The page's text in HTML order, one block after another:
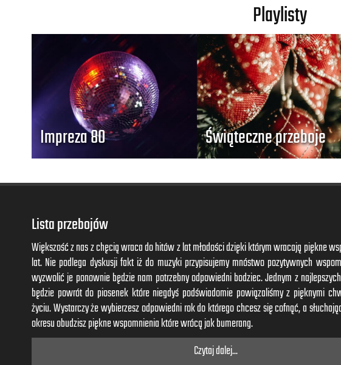
Playlisty
Impreza 80 Świąteczne przeboje
Lista przebojów
Większość z nas z chęcią wraca do hitów z lat młodości dzięki którym wracają piękne
lat. Nie podlega dyskusji fakt iż do muzyki przypisujemy mnóstwo pozytywnych
wyzwolić je ponownie będzie nam potrzebny odpowiedni bodziec. Jednym z
będzie powrót do piosenek które niegdyś podświadomie powiązaliśmy z pięknymi
życiu. Wystarczy że wybierzesz odpowiedni rok do którego chcesz się cofnąć, a
okresu obudzisz piękne wspomnienia które wrócą jak bumerang.
Czytaj dalej...